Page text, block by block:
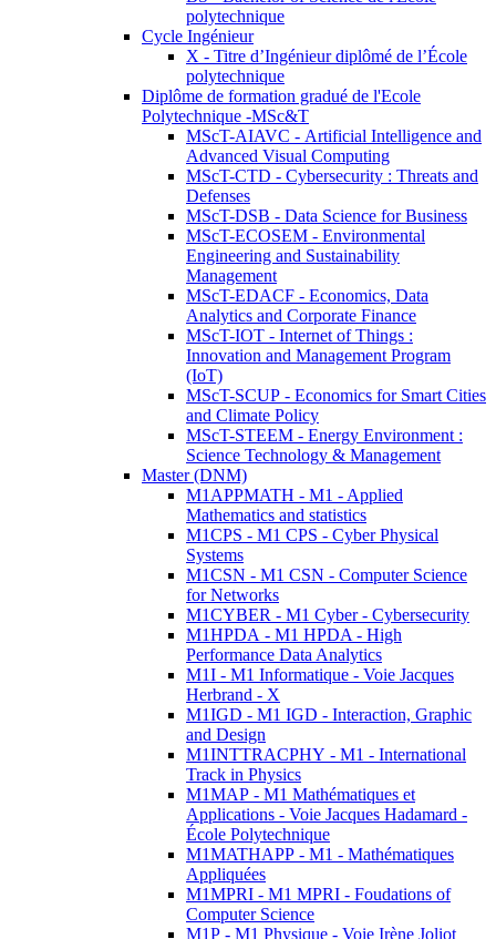
polytechnique
Cycle Ingénieur
X - Titre d’Ingénieur diplômé de l’École
polytechnique
Diplôme de formation gradué de l'Ecole
Polytechnique -MSc&T
MScT-AIAVC - Artificial Intelligence and
Advanced Visual Computing
MScT-CTD - Cybersecurity : Threats and
Defenses
MScT-DSB - Data Science for Business
MScT-ECOSEM - Environmental
Engineering and Sustainability
Management
MScT-EDACF - Economics, Data
Analytics and Corporate Finance
MScT-IOT - Internet of Things :
Innovation and Management Program
(IoT)
MScT-SCUP - Economics for Smart Cities
and Climate Policy
MScT-STEEM - Energy Environment :
Science Technology & Management
Master (DNM)
M1APPMATH - M1 - Applied
Mathematics and statistics
M1CPS - M1 CPS - Cyber Physical
Systems
M1CSN - M1 CSN - Computer Science
for Networks
M1CYBER - M1 Cyber - Cybersecurity
M1HPDA - M1 HPDA - High
Performance Data Analytics
M1I - M1 Informatique - Voie Jacques
Herbrand - X
M1IGD - M1 IGD - Interaction, Graphic
and Design
M1INTTRACPHY - M1 - International
Track in Physics
M1MAP - M1 Mathématiques et
Applications - Voie Jacques Hadamard -
École Polytechnique
M1MATHAPP - M1 - Mathématiques
Appliquées
M1MPRI - M1 MPRI - Foudations of
Computer Science
M1P - M1 Physique - Voie Irène Joliot